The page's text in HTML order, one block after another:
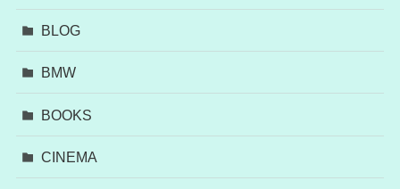
BLOG
BMW
BOOKS
CINEMA